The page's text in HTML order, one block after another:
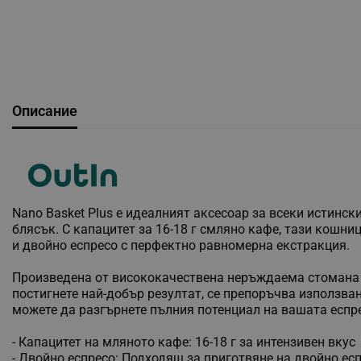
Описание
Nano Basket Plus е идеалният аксесоар за всеки
блясък. С капацитет за 16-18 г смляно кафе, тази
и двойно еспресо с перфектно равномерна екстракция.
Произведена от висококачествена неръждаема
постигнете най-добър резултат, се препоръчва
можете да разгърнете пълния потенциал на вашата
- Капацитет на мляното кафе: 16-18 г за интензивен вкус